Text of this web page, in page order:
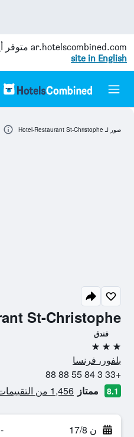
ar.hotelscombined.com متوفر
site in English
St-Christophe
فندق
3 نجوم
بلفور، فرنسا
+33 3 84 55 88 88
8.1 ممتاز 1,456 من التقييمات تم التحقق منها
ن 17/8 -
صور لـ Hotel-Restaurant St-Christophe